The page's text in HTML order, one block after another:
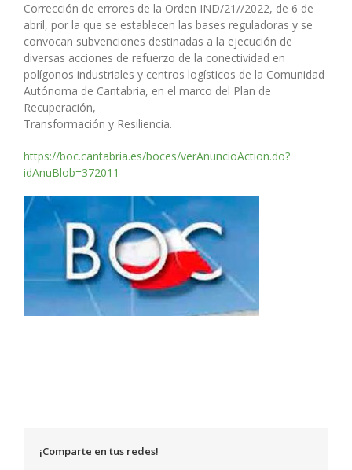
Corrección de errores de la Orden IND/21//2022, de 6 de
abril, por la que se establecen las bases reguladoras y se
convocan subvenciones destinadas a la ejecución de
diversas acciones de refuerzo de la conectividad en
polígonos industriales y centros logísticos de la Comunidad
Autónoma de Cantabria, en el marco del Plan de
Recuperación,
Transformación y Resiliencia.
https://boc.cantabria.es/boces/verAnuncioAction.do?
idAnuBlob=372011
¡Comparte en tus redes!